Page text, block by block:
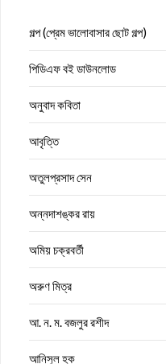
গল্প (প্রেম ভালোবাসার ছোট গল্প)
পিডিএফ বই ডাউনলোড
অনুবাদ কবিতা
আবৃত্তি
অতুলপ্রসাদ সেন
অন্নদাশঙ্কর রায়
অমিয় চক্রবর্তী
অরুণ মিত্র
আ. ন. ম. বজলুর রশীদ
আনিসুল হক